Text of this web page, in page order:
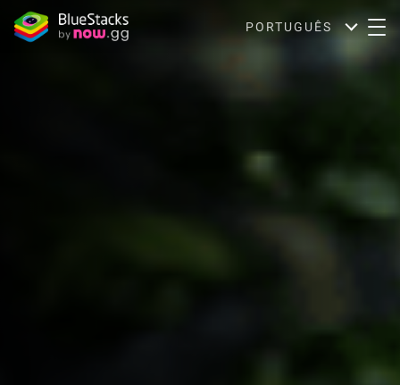
PORTUGUÊS